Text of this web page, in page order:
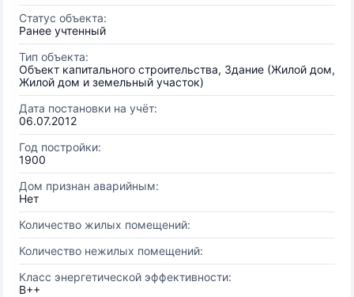
Статус объекта:
Ранее учтенный
Тип объекта:
Объект капитального строительства, Здание (Жилой дом,
Жилой дом и земельный участок)
Дата постановки на учёт:
06.07.2012
Год постройки:
1900
Дом признан аварийным:
Нет
Количество жилых помещений:
Количество нежилых помещений:
Класс энергетической эффективности:
B++